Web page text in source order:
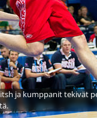
ja kumppanit tekivät